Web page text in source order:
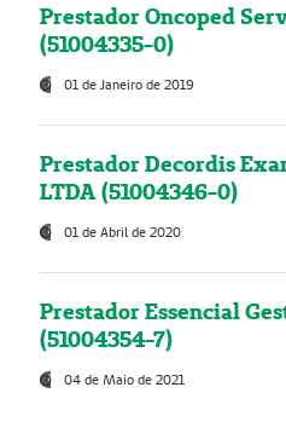
Prestador Oncoped
(51004335-0)
01 de Janeiro de 2019
Prestador Decordis
LTDA (51004346-0)
01 de Abril de 2020
Prestador Essencial
(51004354-7)
04 de Maio de 2021